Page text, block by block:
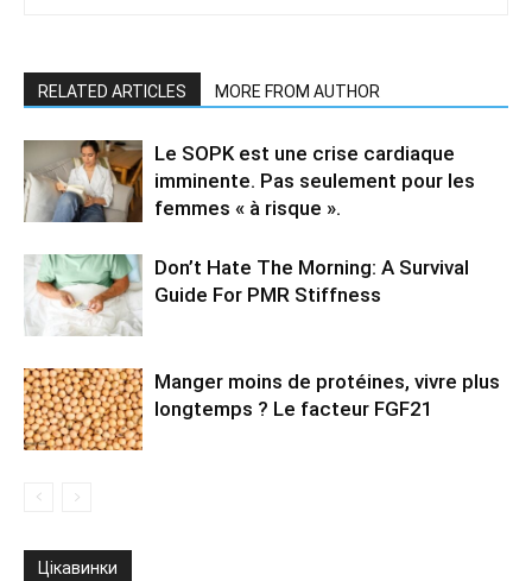
RELATED ARTICLES MORE FROM AUTHOR
Le SOPK est une crise cardiaque
imminente. Pas seulement pour les
femmes « à risque ».
Don’t Hate The Morning: A Survival
Guide For PMR Stiffness
Manger moins de protéines, vivre plus
longtemps ? Le facteur FGF21
Цікавинки